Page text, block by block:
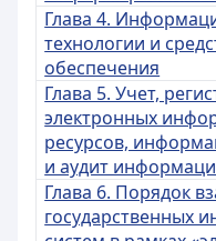
Глава 4.
технологии и
обеспечения
Глава 5. Учет,
электронных
ресурсов,
и аудит
Глава 6. Порядок
государственных